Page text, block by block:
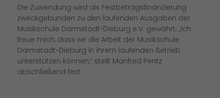
Die Zuwendung wird als Festbetragsfinanzierung
zweckgebunden zu den laufenden Ausgaben der
Musikschule Darmstadt-Dieburg e.V. gewährt. „Ich
freue mich, dass wir die Arbeit der Musikschule
Darmstadt-Dieburg in ihrem laufenden Betrieb
unterstützen können,“ stellt Manfred Pentz
abschließend fest.